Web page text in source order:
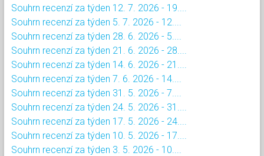
Souhrn recenzí za týden 12. 7. 2026 - 19....
Souhrn recenzí za týden 5. 7. 2026 - 12....
Souhrn recenzí za týden 28. 6. 2026 - 5....
Souhrn recenzí za týden 21. 6. 2026 - 28....
Souhrn recenzí za týden 14. 6. 2026 - 21....
Souhrn recenzí za týden 7. 6. 2026 - 14....
Souhrn recenzí za týden 31. 5. 2026 - 7....
Souhrn recenzí za týden 24. 5. 2026 - 31....
Souhrn recenzí za týden 17. 5. 2026 - 24....
Souhrn recenzí za týden 10. 5. 2026 - 17....
Souhrn recenzí za týden 3. 5. 2026 - 10....